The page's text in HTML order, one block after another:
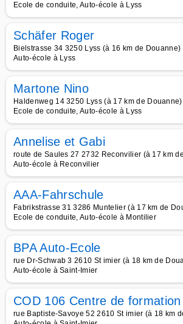
Ecole de conduite, Auto-école à Lyss
Schäfer Roger
Bielstrasse 34 3250 Lyss (à 16 km de Douanne)
Auto-école à Lyss
Martone Nino
Haldenweg 14 3250 Lyss (à 17 km de Douanne)
Ecole de conduite, Auto-école à Lyss
Annelise et Gabi
route de Saules 27 2732 Reconvilier (à 17 km
Auto-école à Reconvilier
AAA-Fahrschule
Fabrikstrasse 31 3286 Muntelier (à 17 km de
Ecole de conduite, Auto-école à Montilier
BPA Auto-Ecole
rue Dr-Schwab 3 2610 St imier (à 18 km de
Auto-école à Saint-Imier
COD 106 Centre de
rue Baptiste-Savoye 52 2610 St imier (à 18 km